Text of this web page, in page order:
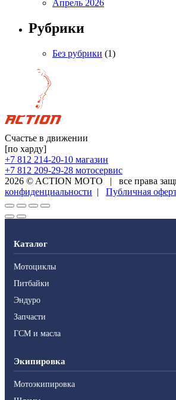
Апрель 2026
Рубрики
Без рубрики (1)
Счастье в движении
[по харду]
+7 812 214-20-10 магазин
+7 812 209-29-28 мотосервис
2026 © ACTION MOTO | все права
конфиденциальности | Публичная
Каталог
Мотоциклы
Питбайки
Эндуро
Запчасти
ГСМ и масла
Экипировка
Мотоэкипировка